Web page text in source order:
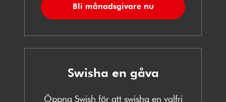
Bli månadsgivare nu
Swisha en gåva
Öppna Swish för att swisha en valfri